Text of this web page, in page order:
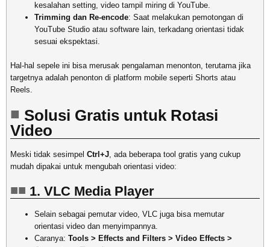
kesalahan setting, video tampil miring di YouTube.
Trimming dan Re-encode: Saat melakukan pemotongan di
YouTube Studio atau software lain, terkadang orientasi tidak
sesuai ekspektasi.
Hal-hal sepele ini bisa merusak pengalaman menonton, terutama jika
targetnya adalah penonton di platform mobile seperti Shorts atau
Reels.
Solusi Gratis untuk Rotasi
Video
Meski tidak sesimpel Ctrl+J, ada beberapa tool gratis yang cukup
mudah dipakai untuk mengubah orientasi video:
1. VLC Media Player
Selain sebagai pemutar video, VLC juga bisa memutar
orientasi video dan menyimpannya.
Caranya: Tools > Effects and Filters > Video Effects >